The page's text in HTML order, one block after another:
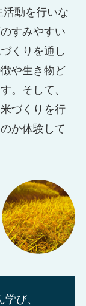
動を行いな
すみやすい
くりを通し
や生き物ど
。そして、
づくりを行
か体験して
び、